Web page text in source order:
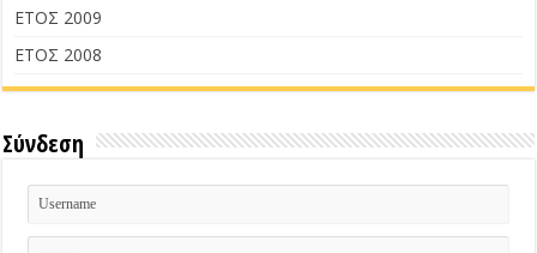
ΕΤΟΣ 2009
ΕΤΟΣ 2008
Σύνδεση